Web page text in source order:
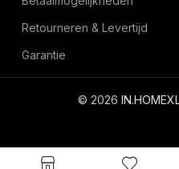
Retourneren & Levertijd
Garantie
© 2026